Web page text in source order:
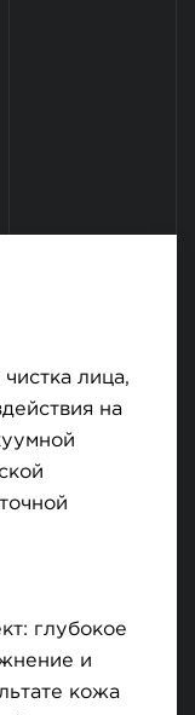
лица,
на
глубокое
и
кожа